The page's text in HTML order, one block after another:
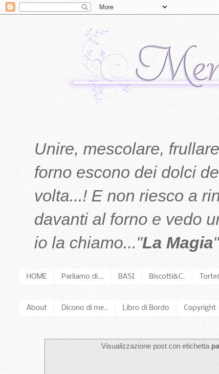
Unire, mescolare,
forno escono dei dolci
volta...! E non riesco a
davanti al forno e vedo
io la chiamo..."La Magia
HOME Parliamo di... BASI Biscotti&C.
About Dicono di me.. Libro di Bordo Copyright
Visualizzazione post con etichetta